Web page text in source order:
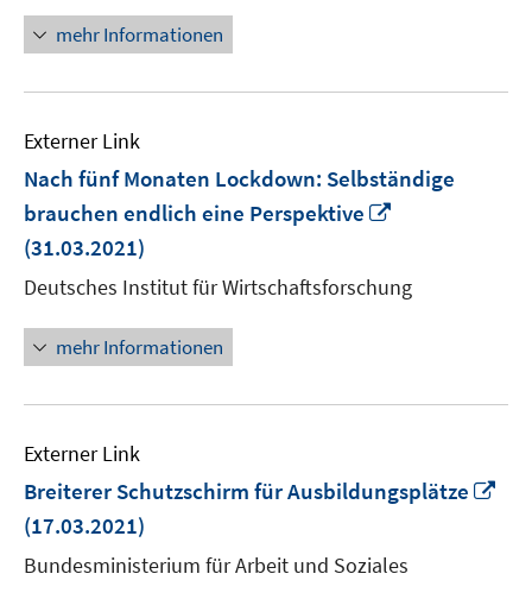
mehr Informationen
Externer Link
Nach fünf Monaten Lockdown: Selbständige
brauchen endlich eine Perspektive
öffnen
(31.03.2021)
Deutsches Institut für Wirtschaftsforschung
mehr Informationen
Externer Link
Breiterer Schutzschirm für Ausbildungsplätze
(17.03.2021)
Bundesministerium für Arbeit und Soziales